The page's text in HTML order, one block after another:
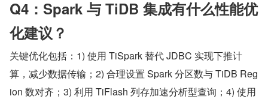
Q4：Spark 与 TiDB 集成有什么性能优
化建议？
关键优化包括：1) 使用 TiSpark 替代 JDBC 实现下推计
算，减少数据传输；2) 合理设置 Spark 分区数与 TiDB Reg
ion 数对齐；3) 利用 TiFlash 列存加速分析型查询；4) 使用